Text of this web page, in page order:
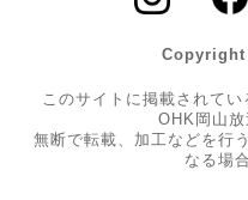
Copyright
このサイトに掲載されて
OHK岡山放
無断で転載、加工などを行
なる場